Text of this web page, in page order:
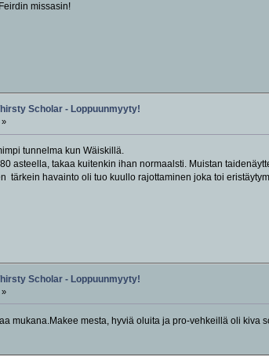
missasin!
Scholar - Loppuunmyyty!
»
tunnelma kun Wäiskillä.
asteella, takaa kuitenkin ihan normaalsti. Muistan
tärkein havainto oli tuo kuullo rajottaminen joka toi
Scholar - Loppuunmyyty!
»
mukana.Makee mesta, hyviä oluita ja pro-vehkeillä oli kiva